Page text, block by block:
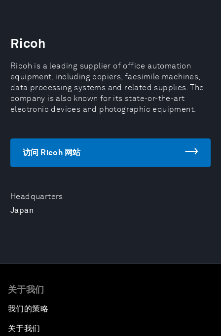
Headquarters
Japan
Ricoh
Ricoh is a leading supplier of office automation
equipment, including copiers, facsimile machines,
data processing systems and related supplies. The
company is also known for its state-or-the-art
electronic devices and photographic equipment.
访问 Ricoh 网站
关于我们
我们的策略
关于我们